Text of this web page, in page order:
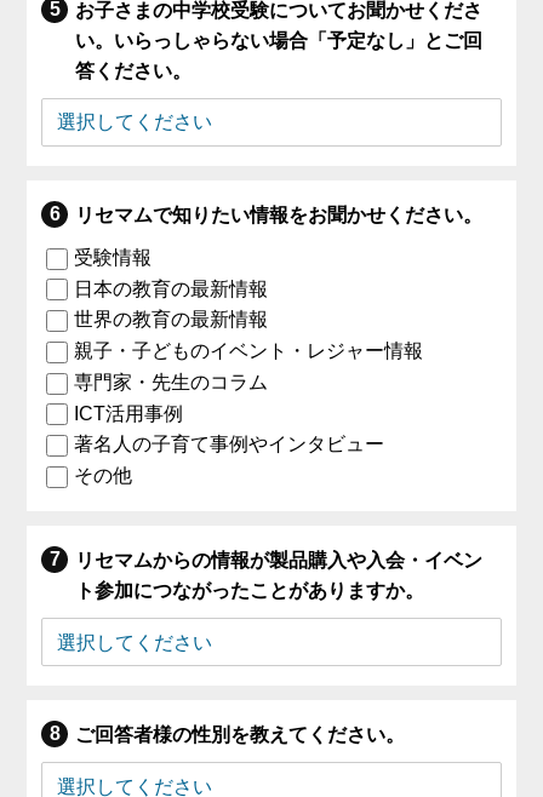
お子さまの中学校受験についてお聞かせくださ
い。いらっしゃらない場合「予定なし」とご回
答ください。
リセマムで知りたい情報をお聞かせください。
受験情報
日本の教育の最新情報
世界の教育の最新情報
親子・子どものイベント・レジャー情報
専門家・先生のコラム
ICT活用事例
著名人の子育て事例やインタビュー
その他
リセマムからの情報が製品購入や入会・イベン
ト参加につながったことがありますか。
ご回答者様の性別を教えてください。